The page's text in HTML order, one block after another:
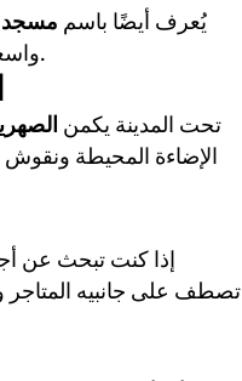
يُعرف أيضًا باسم مسجد
واسعة. فداخله المزخرف بأكثر من 20 ألف بلاطة أزرق من إزنيق يمنح المسجد لقبه الشائع.
تحت المدينة يكمن
الإضاءة المحيطة
إذا كنت تبحث عن
تصطف على جانبيه المتاجر